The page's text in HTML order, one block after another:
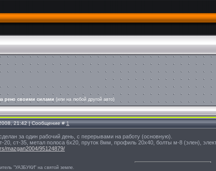
рено своими силами (или на любой другой авто)
21:42 | Сообщение #1
за один рабочий день, с перерывами на работу (основную).
20, ст-35, метал полоса 6х20, пруток 8мм, профиль 20х40, болты м-8 (элен),
mazgan2004/95124879/
"УАЗБУКИ" на святой земле.